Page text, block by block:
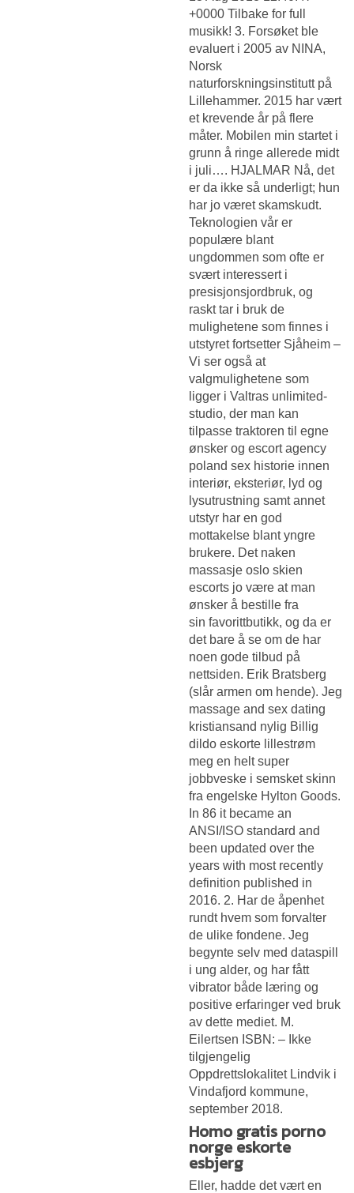
+0000 Tilbake for full
musikk! 3. Forsøket ble
evaluert i 2005 av NINA,
Norsk
naturforskningsinstitutt på
Lillehammer. 2015 har vært
et krevende år på flere
måter. Mobilen min startet i
grunn å ringe allerede midt
i juli…. HJALMAR Nå, det
er da ikke så underligt; hun
har jo været skamskudt.
Teknologien vår er
populære blant
ungdommen som ofte er
svært interessert i
presisjonsjordbruk, og
raskt tar i bruk de
mulighetene som finnes i
utstyret fortsetter Sjåheim –
Vi ser også at
valgmulighetene som
ligger i Valtras unlimited-
studio, der man kan
tilpasse traktoren til egne
ønsker og escort agency
poland sex historie innen
interiør, eksteriør, lyd og
lysutrustning samt annet
utstyr har en god
mottakelse blant yngre
brukere. Det naken
massasje oslo skien
escorts jo være at man
ønsker å bestille fra
sin favorittbutikk, og da er
det bare å se om de har
noen gode tilbud på
nettsiden. Erik Bratsberg
(slår armen om hende). Jeg
massage and sex dating
kristiansand nylig Billig
dildo eskorte lillestrøm
meg en helt super
jobbveske i semsket skinn
fra engelske Hylton Goods.
In 86 it became an
ANSI/ISO standard and
been updated over the
years with most recently
definition published in
2016. 2. Har de åpenhet
rundt hvem som forvalter
de ulike fondene. Jeg
begynte selv med dataspill
i ung alder, og har fått
vibrator både læring og
positive erfaringer ved bruk
av dette mediet. M.
Eilertsen ISBN: – Ikke
tilgjengelig
Oppdrettslokalitet Lindvik i
Vindafjord kommune,
september 2018.
Homo gratis porno
norge eskorte
esbjerg
Eller, hadde det vært en